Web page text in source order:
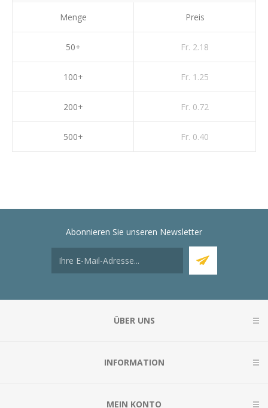
Menge
50+
100+
200+
500+
Preis
Fr. 2.18
Fr. 1.25
Fr. 0.72
Fr. 0.40
Abonnieren Sie unseren Newsletter
ÜBER UNS
INFORMATION
MEIN KONTO